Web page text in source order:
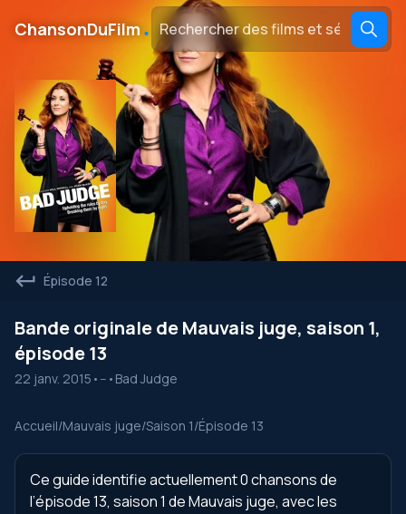
ChansonDuFilm․
Épisode 12
Bande originale de Mauvais juge, saison 1,
épisode 13
22 janv. 2015 • -- • Bad Judge
Accueil/Mauvais juge/Saison 1/Épisode 13
Ce guide identifie actuellement 0 chansons de
l’épisode 13, saison 1 de Mauvais juge, avec les